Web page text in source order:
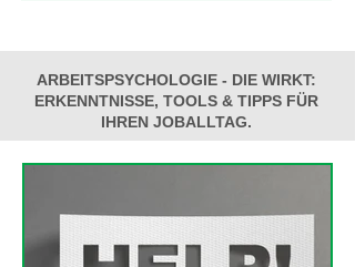
ARBEITSPSYCHOLOGIE - DIE WIRKT:
ERKENNTNISSE, TOOLS & TIPPS FÜR
IHREN JOBALLTAG.